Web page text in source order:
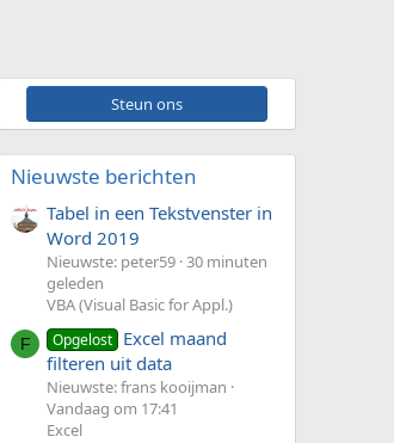
Steun ons
Nieuwste berichten
Tabel in een Tekstvenster in
Word 2019
Nieuwste: peter59 30 minuten
geleden
VBA (Visual Basic for Appl.)
F Opgelost Excel maand
filteren uit data
Nieuwste: frans kooijman
Vandaag om 17:41
Excel